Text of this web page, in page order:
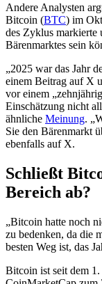
Andere Analysten
Bitcoin (BTC) im
des Zyklus markierte
Bärenmarktes sein
„2025 war das Jahr
einem Beitrag auf X
vor einem
Einschätzung nicht
ähnliche Meinung.
Sie den Bärenmarkt
ebenfalls auf X.
Schließt
Bereich ab?
„Bitcoin hatte noch
zu bedenken, da die
besten Weg ist, das
Bitcoin ist seit dem